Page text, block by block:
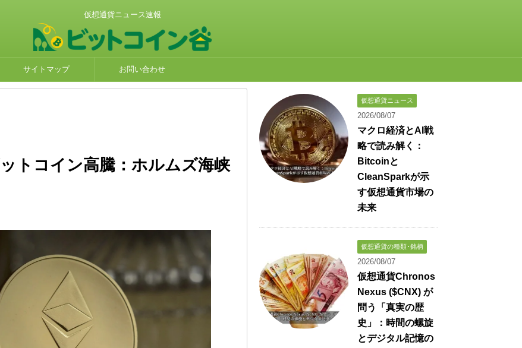
仮想通貨ニュース速報
サイトマップ お問い合わせ
トコイン高騰：ホルムズ海峡
仮想通貨ニュース
2026/08/07
マクロ経済とAI戦
略で読み解く：
Bitcoinと
CleanSparkが示
す仮想通貨市場の
未来
仮想通貨の種類･銘柄
2026/08/07
仮想通貨Chronos
Nexus ($CNX) が
問う「真実の歴
史」：時間の螺旋
とデジタル記憶の